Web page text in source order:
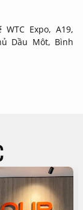
Expo, A19,
Dầu Môt, Bình